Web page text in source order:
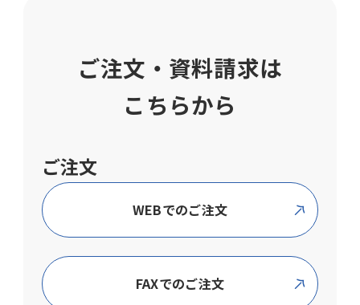
ご注文・資料請求は
こちらから
ご注文
WEBでのご注文
FAXでのご注文